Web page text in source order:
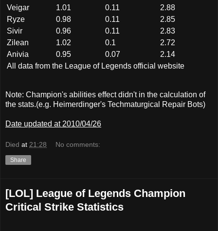
All data from the League of Legends official website
Veigar
1.01 0.11
2.88
Ryze
0.98 0.11
2.85
Sivir
0.96 0.11
2.83
Zilean
1.02 0.1
2.72
Anivia
0.95 0.07 2.14
Note: Champion's abilities effect didn't in the calculation of
the stats.(e.g. Heimerdinger's Techmaturgical Repair Bots)
Date updated at 2010/04/26
Died at 21:28 No comments:
Share
[LOL] League of Legends Champion
Critical Strike Statistics